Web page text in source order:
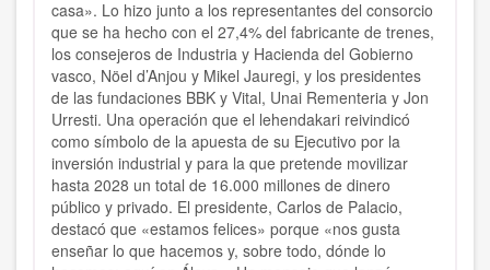
casa». Lo hizo junto a los representantes del consorcio
que se ha hecho con el 27,4% del fabricante de trenes,
los consejeros de Industria y Hacienda del Gobierno
vasco, Nöel d’Anjou y Mikel Jauregi, y los presidentes
de las fundaciones BBK y Vital, Unai Rementeria y Jon
Urresti. Una operación que el lehendakari reivindicó
como símbolo de la apuesta de su Ejecutivo por la
inversión industrial y para la que pretende movilizar
hasta 2028 un total de 16.000 millones de dinero
público y privado. El presidente, Carlos de Palacio,
destacó que «estamos felices» porque «nos gusta
enseñar lo que hacemos y, sobre todo, dónde lo